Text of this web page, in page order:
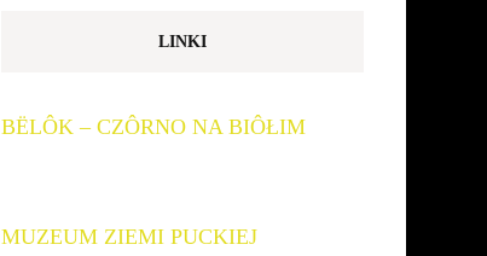
LINKI
BËLÔK – CZÔRNO NA BIÔŁIM
MUZEUM ZIEMI PUCKIEJ